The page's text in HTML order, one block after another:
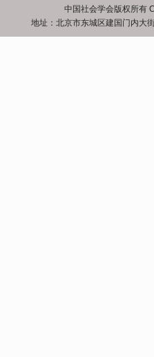
中国社会学会版权所有
地址：北京市东城区建国门内